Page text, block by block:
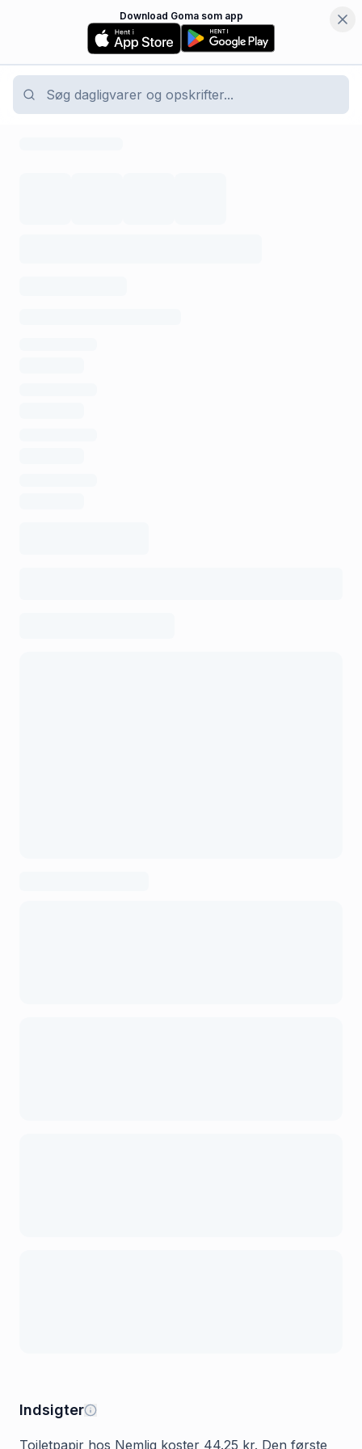
Download Goma som app
Indsigter
Toiletpapir hos Nemlig koster 44.25 kr. Den første